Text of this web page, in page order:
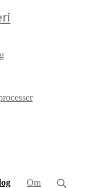
(current)
Om